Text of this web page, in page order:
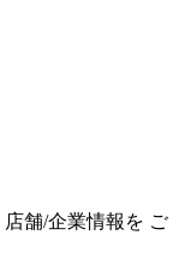
店舗/企業情報を ご